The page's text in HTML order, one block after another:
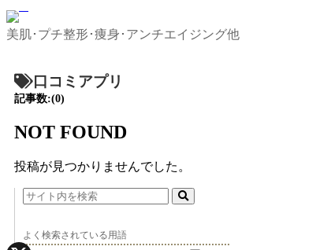
美肌･プチ整形･痩身･アンチエイジング他
口コミアプリ
記事数:(0)
NOT FOUND
投稿が見つかりませんでした。
よく検索されている用語